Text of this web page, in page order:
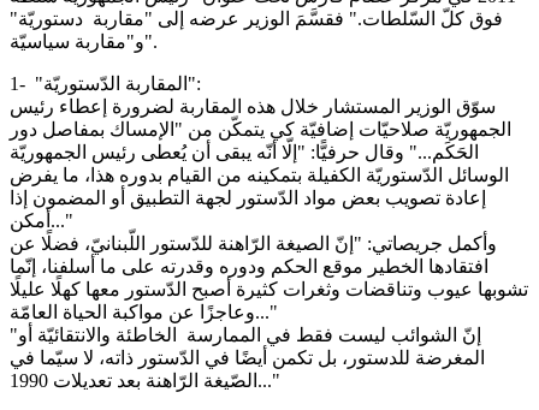
فوق كلّ السّلطات." فقسَّمَ الوزير عرضه إلى "مقاربة دستوريّة"
و"مقاربة سياسيّة".
1- "المقاربة الدّستوريّة":
سوّق الوزير المستشار خلال هذه المقاربة لضرورة إعطاء رئيس
الجمهوريّة صلاحيّات إضافيّة كي يتمكّن من "الإمساك بمفاصل دور
الحَكَم..." وقال حرفيًّا: "إلّا أنّه يبقى أن يُعطى رئيس الجمهوريّة
الوسائل الدّستوريّة الكفيلة بتمكينه من القيام بدوره هذا، ما يفرض
إعادة تصويب بعض مواد الدّستور لجهة التطبيق أو المضمون إذا
أمكن..."
وأكمل جريصاتي: "إنّ الصيغة الرّاهنة للدّستور اللّبنانيّ، فضلًا عن
افتقادها الخطير موقع الحكم ودوره وقدرته على ما أسلفنا، إنّما
تشوبها عيوب وتناقضات وثغرات كثيرة أصبح الدّستور معها كهلًا عليلًا
وعاجزًا عن مواكبة الحياة العامّة..."
"إنّ الشوائب ليست فقط في الممارسة الخاطئة والانتقائيّة أو
المغرضة للدستور، بل تكمن أيضًا في الدّستور ذاته، لا سيّما في
الصّيغة الرّاهنة بعد تعديلات 1990..."